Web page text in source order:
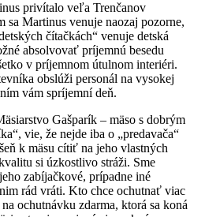
privítalo veľa Trenčanov
sa Martinus venuje naozaj pozorne,
čítačkách“ venuje detská
absolvovať príjemnú besedu
v príjemnom útulnom interiéri.
obslúži personál na vysokej
vám spríjemní deň.
Gašparík – mäso s dobrým
vie, že nejde iba o „predavača“
k mäsu cítiť na jeho vlastných
si úzkostlivo stráži. Sme
zabíjačkové, prípadne iné
rád vráti. Kto chce ochutnať viac
ochutnávku zdarma, ktorá sa koná